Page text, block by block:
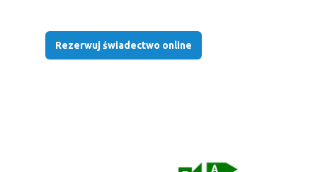
Rezerwuj świadectwo online